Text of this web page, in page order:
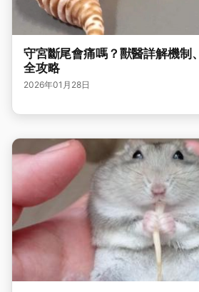
守宮斷尾會痛嗎？獸醫詳解機制
全攻略
2026年01月28日